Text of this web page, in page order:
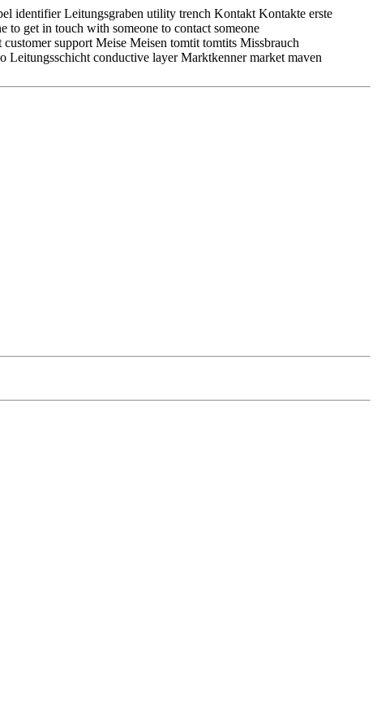
identifier Leitungsgraben utility trench Kontakt Kontakte erste
get in touch with someone to contact someone
support Meise Meisen tomtit tomtits Missbrauch
Leitungsschicht conductive layer Marktkenner market maven